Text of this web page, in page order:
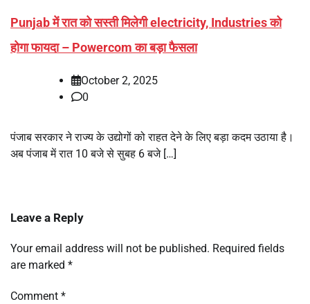
Punjab में रात को सस्ती मिलेगी electricity, Industries को
होगा फायदा – Powercom का बड़ा फैसला
October 2, 2025
0
पंजाब सरकार ने राज्य के उद्योगों को राहत देने के लिए बड़ा कदम उठाया है।
अब पंजाब में रात 10 बजे से सुबह 6 बजे […]
Leave a Reply
Your email address will not be published. Required fields
are marked *
Comment *